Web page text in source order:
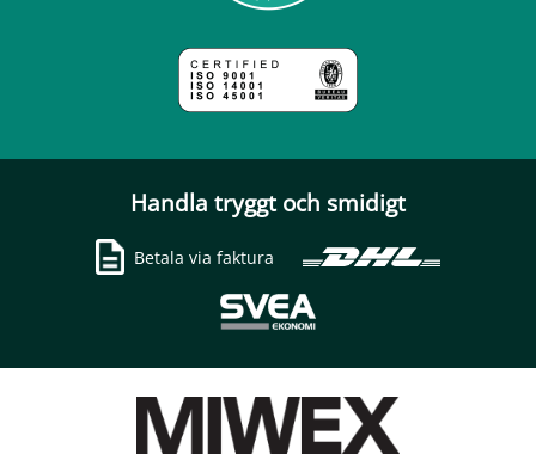
Handla tryggt och smidigt
Betala via faktura